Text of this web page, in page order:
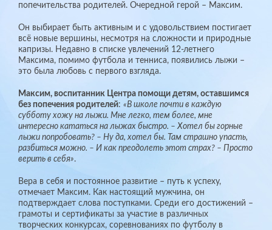
попечительства родителей. Очередной герой – Максим.
Он выбирает быть активным и с удовольствием постигает
всё новые вершины, несмотря на сложности и природные
капризы. Недавно в списке увлечений 12-летнего
Максима, помимо футбола и тенниса, появились лыжи –
это была любовь с первого взгляда.
Максим, воспитанник Центра помощи детям, оставшимся
без попечения родителей: «В школе почти в каждую
субботу хожу на лыжи. Мне легко, тем более, мне
интересно кататься на лыжах быстро. – Хотел бы горные
лыжи попробовать? – Ну да, хотел бы. Там страшно упасть,
разбиться можно. – И как преодолеть этот страх? – Просто
верить в себя».
Вера в себя и постоянное развитие – путь к успеху,
отмечает Максим. Как настоящий мужчина, он
подтверждает слова поступками. Среди его достижений –
грамоты и сертификаты за участие в различных
творческих конкурсах, соревнованиях по футболу в